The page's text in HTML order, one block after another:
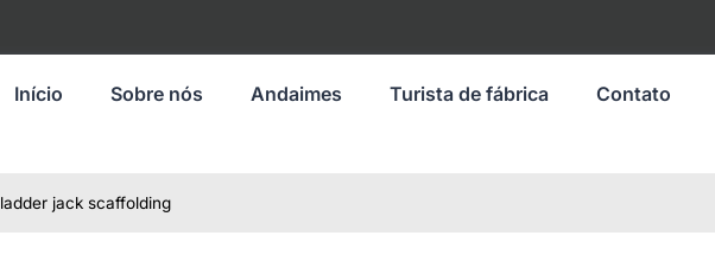
Início Sobre nós Andaimes Turista de fábrica Contato
ladder jack scaffolding